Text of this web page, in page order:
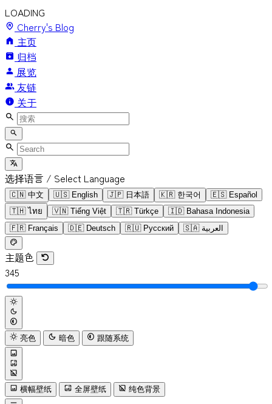
LOADING
Cherry's Blog
主页
归档
展览
友链
关于
选择语言 / Select Language
🇨🇳 中文 🇺🇸 English 🇯🇵 日本語 🇰🇷 한국어 🇪🇸 Español
🇹🇭 ไทย 🇻🇳 Tiếng Việt 🇹🇷 Türkçe 🇮🇩 Bahasa Indonesia
🇫🇷 Français 🇩🇪 Deutsch 🇷🇺 Русский 🇸🇦 العربية
主题色
345
亮色 暗色 跟随系统
横幅壁纸 全屏壁纸 纯色背景